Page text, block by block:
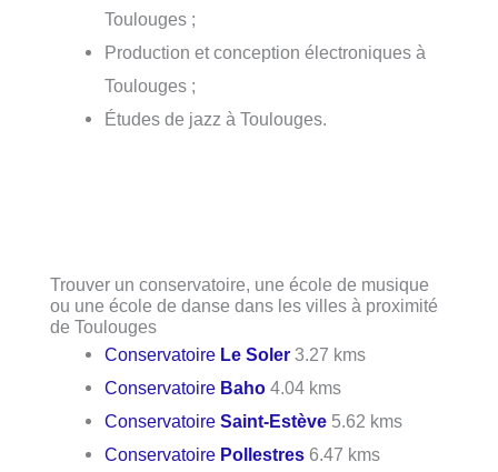
Toulouges ;
Production et conception électroniques à
Toulouges ;
Études de jazz à Toulouges.
Trouver un conservatoire, une école de musique
ou une école de danse dans les villes à proximité
de Toulouges
Conservatoire Le Soler 3.27 kms
Conservatoire Baho 4.04 kms
ConservatoireSaint-Estève 5.62 kms
Conservatoire Pollestres 6.47 kms